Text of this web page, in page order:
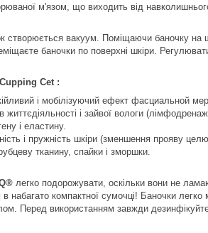
м'язом, що виходить від
створюється вакуум. Поміщаючи баночку на
баночки по поверхні шкіри.
Cet :
і мобілізуючий ефект фасциальной
і зайвої вологи
і еластину.
і пружність шкіри (зменшення прояву
тканину, спайки і зморшки.
легко подорожувати, оскільки вони не
в набагато компактної сумочці! Баночки
Перед використанням завжди